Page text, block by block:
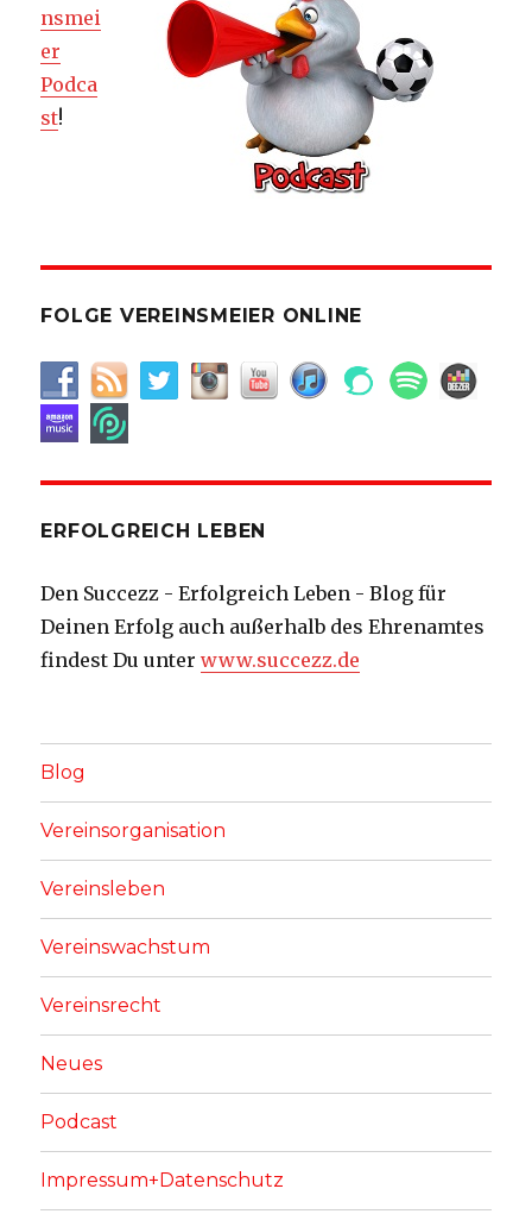
nsmei
er
Podca
st!
FOLGE VEREINSMEIER ONLINE
ERFOLGREICH LEBEN
Den Succezz - Erfolgreich Leben - Blog für
Deinen Erfolg auch außerhalb des Ehrenamtes
findest Du unterwww.succezz.de
Blog
Vereinsorganisation
Vereinsleben
Vereinswachstum
Vereinsrecht
Neues
Podcast
Impressum+Datenschutz